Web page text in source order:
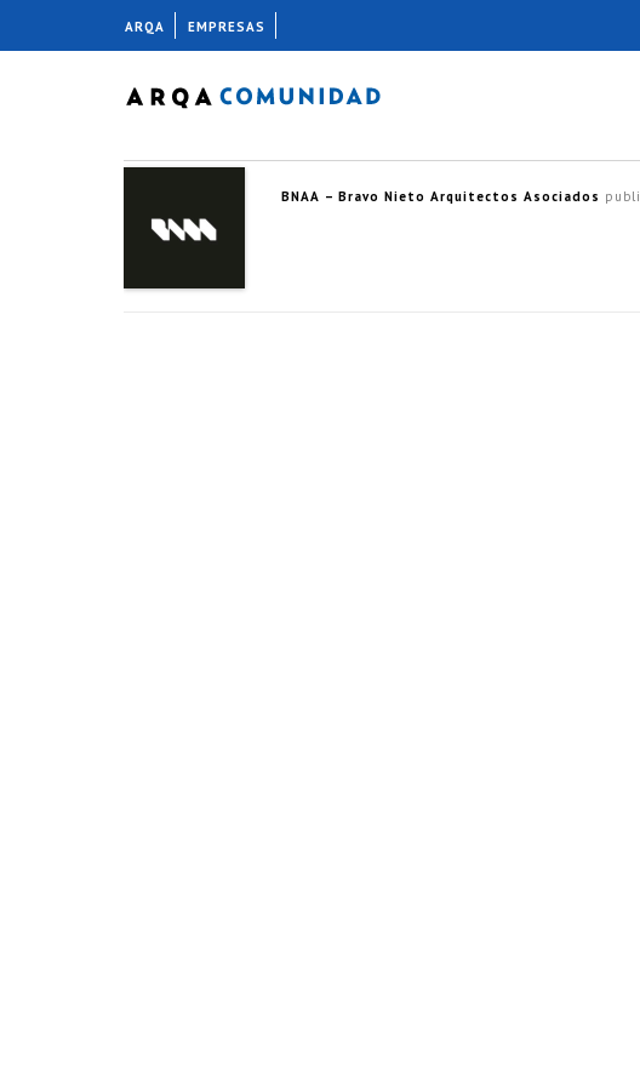
BNAA – Bravo Nieto Arquitectos Asociados
ARQA EMPRESAS